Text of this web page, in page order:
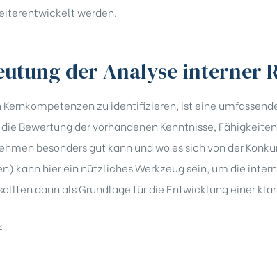
werden.
der Analyse interner
Kernkompetenzen zu identifizieren, ist eine
Bewertung der vorhandenen Kenntnisse,
besonders gut kann und wo es sich von der
kann hier ein nützliches Werkzeug sein, um die
dann als Grundlage für die Entwicklung einer